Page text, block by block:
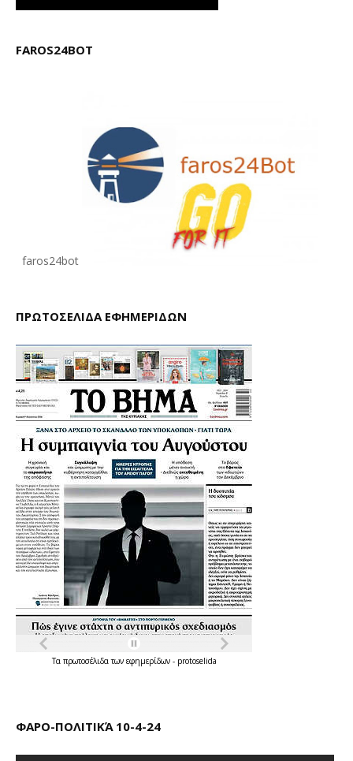
FAROS24BOT
faros24bot
ΠΡΩΤΟΣΕΛΙΔΑ ΕΦΗΜΕΡΙΔΩΝ
Τα πρωτοσέλιδατων εφημερίδων - protoselida
ΦΑΡΟ-ΠΟΛΙΤΙΚΆ 10-4-24